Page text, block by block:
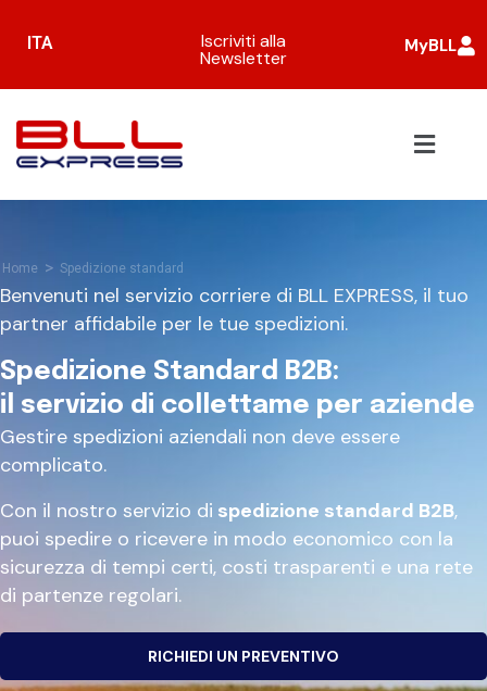
ITA Iscriviti alla
Newsletter
MyBLL
Home > Spedizione standard
Benvenuti nel servizio corriere di BLL EXPRESS, il tuo
partner affidabile per le tue spedizioni.
Spedizione Standard B2B:
il servizio di collettame per aziende
Gestire spedizioni aziendali non deve essere
complicato.
Con il nostro servizio di spedizione standard B2B,
puoi spedire o ricevere in modo economico con la
sicurezza di tempi certi, costi trasparenti e una rete
di partenze regolari.
RICHIEDI UN PREVENTIVO